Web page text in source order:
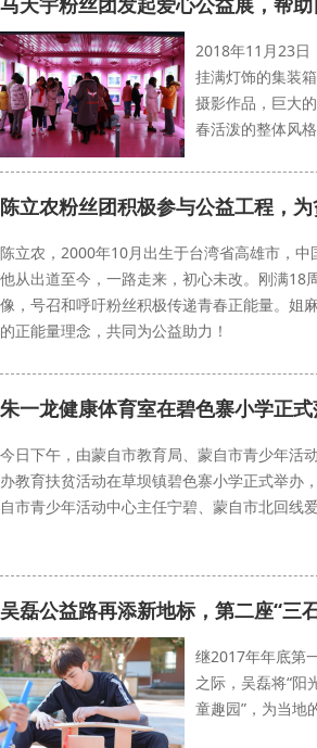
2018年11月23日
挂满灯饰的集装
摄影作品，巨大
春活泼的整体风
陈立农粉丝团积极参与公益工程，
陈立农，2000年10月出生于台湾省高雄市，
他从出道至今，一路走来，初心未改。刚满18
像，号召和呼吁粉丝积极传递青春正能量。姐
的正能量理念，共同为公益助力！
朱一龙健康体育室在碧色寨小学正
今日下午，由蒙自市教育局、蒙自市青少年活
办教育扶贫活动在草坝镇碧色寨小学正式举办
自市青少年活动中心主任宁碧、蒙自市北回线
吴磊公益路再添新地标，第二座“三
继2017年年底第
之际，吴磊将“阳
童趣园”，为当地